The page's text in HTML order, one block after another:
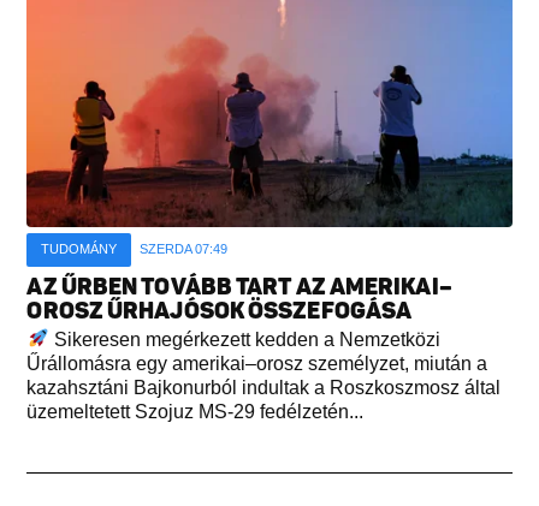
TUDOMÁNY SZERDA 07:49
AZ ŰRBEN TOVÁBB TART AZ AMERIKAI–
OROSZ ŰRHAJÓSOK ÖSSZEFOGÁSA
Sikeresen megérkezett kedden a Nemzetközi
Űrállomásra egy amerikai–orosz személyzet, miután a
kazahsztáni Bajkonurból indultak a Roszkoszmosz által
üzemeltetett Szojuz MS-29 fedélzetén...